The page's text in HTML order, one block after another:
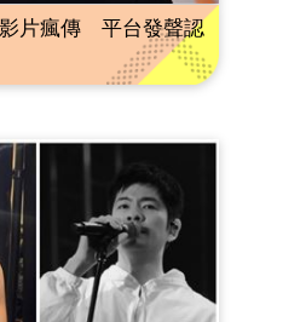
片瘋傳 平台發聲認